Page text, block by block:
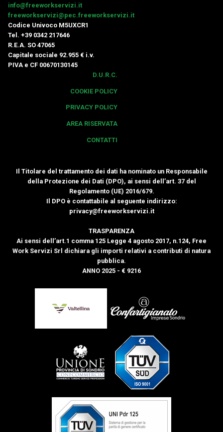
info@freeworkservizi.it
freeworkservizi@pec.freeworkservizi.it
Codice Univoco M5UXCR1
Tel. +39 0342 217646
R.E.A. SO 47065
Capitale sociale 92.955 € i.v.
PIVA e CF 00670130145
D.U.R.C.
COOKIE POLICY
PRIVACY POLICY
AREA RISERVATA
CONTATTI
Il Titolare del trattamento dei dati ha nominato un Responsabile
della Protezione dei Dati (DPO), ai sensi dell’art. 37 del
Regolamento (UE) 2016/679.
Il DPO è contattabile al seguente indirizzo:
privacy@freeworkservizi.it
TRASPARENZA
Ai sensi dell’art.1 comma 125 Legge 4 agosto 2017, n.124, Free
Work Servizi Srl dichiara gli importi relativi a contributi di natura
pubblica.
ANNO 2025 - € 9216